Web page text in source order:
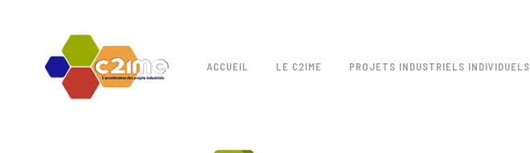
ACCUEIL LE C2IME PROJETS INDUSTRIELS INDIVIDUELS